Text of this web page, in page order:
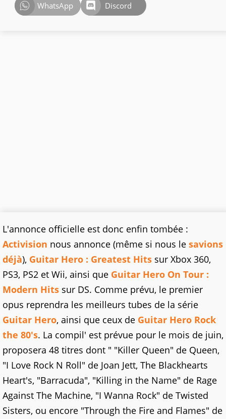
WhatsApp
Discord
L'annonce officielle est donc enfin tombée :
Activision nous annonce (même si nous le savions
déjà), Guitar Hero : Greatest Hits sur Xbox 360,
PS3, PS2 et Wii, ainsi que Guitar Hero On Tour :
Modern Hits sur DS. Comme prévu, le premier
opus reprendra les meilleurs tubes de la série
Guitar Hero, ainsi que ceux de Guitar Hero Rock
the 80's. La compil' est prévue pour le mois de juin,
proposera 48 titres dont " "Killer Queen" de Queen,
"I Love Rock N Roll" de Joan Jett, The Blackhearts
Heart's, "Barracuda", "Killing in the Name" de Rage
Against The Machine, "I Wanna Rock" de Twisted
Sisters, ou encore "Through the Fire and Flames" de